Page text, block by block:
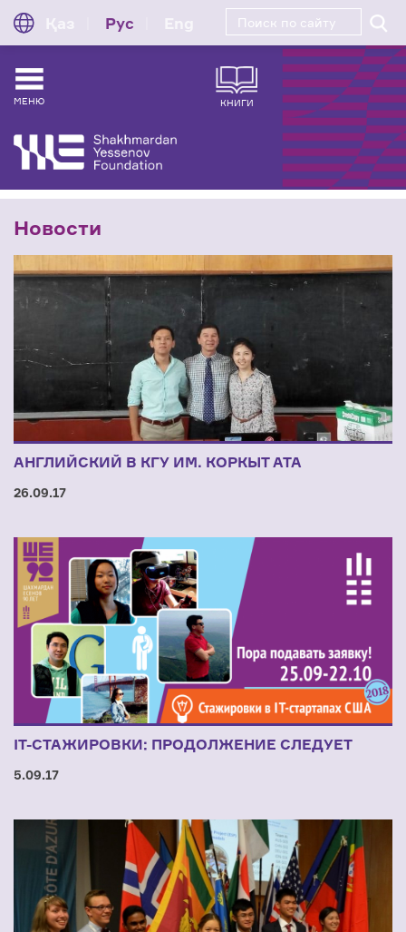
Рус
МЕНЮ КНИГИ
Новости
АНГЛИЙСКИЙ В КГУ ИМ. КОРКЫТ АТА
26.09.17
IT-СТАЖИРОВКИ: ПРОДОЛЖЕНИЕ СЛЕДУЕТ
5.09.17